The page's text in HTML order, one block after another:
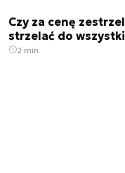
Czy za cenę
strzelać do
2 min.